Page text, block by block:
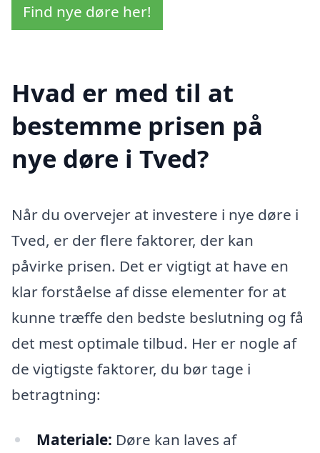
Find nye døre her!
Hvad er med til at
bestemme prisen på
nye døre i Tved?
Når du overvejer at investere i nye døre i
Tved, er der flere faktorer, der kan
påvirke prisen. Det er vigtigt at have en
klar forståelse af disse elementer for at
kunne træffe den bedste beslutning og få
det mest optimale tilbud. Her er nogle af
de vigtigste faktorer, du bør tage i
betragtning:
Materiale: Døre kan laves af